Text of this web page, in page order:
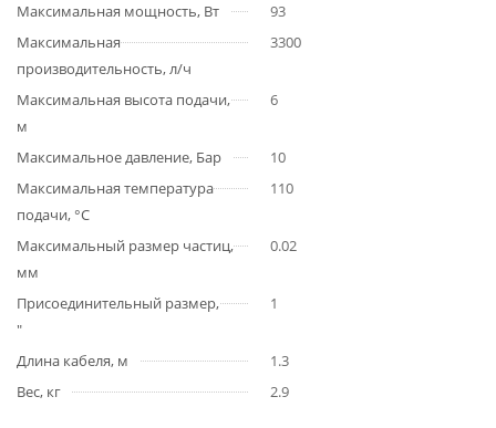
Максимальная мощность, Вт
93
Максимальная
производительность, л/ч
3300
Максимальная высота подачи,
м
6
Максимальное давление, Бар
10
Максимальная температура
подачи, °С
110
Максимальный размер частиц,
мм
0.02
Присоединительный размер,
"
1
Длина кабеля, м
1.3
Вес, кг
2.9